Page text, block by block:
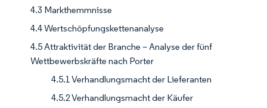
4.3 Markthemmnisse
4.4 Wertschöpfungskettenanalyse
4.5 Attraktivität der Branche – Analyse der fünf
Wettbewerbskräfte nach Porter
4.5.1 Verhandlungsmacht der Lieferanten
4.5.2 Verhandlungsmacht der Käufer